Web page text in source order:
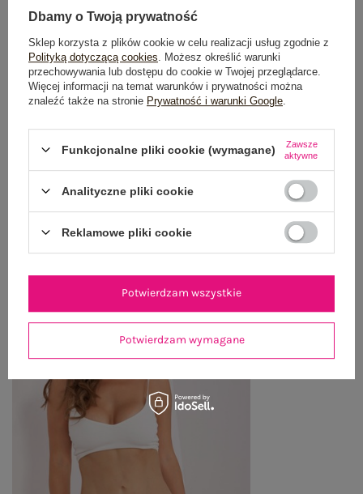
GŁÓWNE PARAMETRY
OPINIE O PRODUKCIE (0)
ZWROTY I REKLAMACJE
OSTATNIO OGLĄDANE
Zobacz wszystko
Dbamy o Twoją prywatność
Sklep korzysta z plików cookie w celu realizacji usług zgodnie z
Polityką dotyczącą cookies . Możesz określić warunki
przechowywania lub dostępu do cookie w Twojej przeglądarce.
Więcej informacji na temat warunków i prywatności można
znaleźć także na stronie Prywatność i warunki Google
Funkcjonalne pliki cookie (wymagane)
Zawsze
aktywne
Analityczne pliki cookie
Reklamowe pliki cookie
Potwierdzam wymagane
Potwierdzam wszystkie